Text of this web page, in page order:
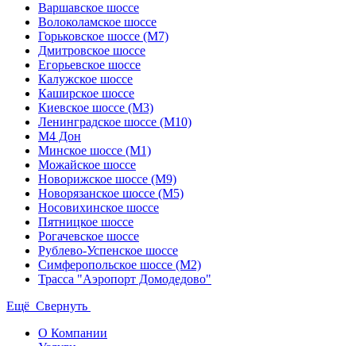
Варшавское шоссе
Волоколамское шоссе
Горьковское шоссе (М7)
Дмитровское шоссе
Егорьевское шоссе
Калужское шоссе
Каширское шоссе
Киевское шоссе (М3)
Ленинградское шоссе (М10)
М4 Дон
Минское шоссе (М1)
Можайское шоссе
Новорижское шоссе (М9)
Новорязанское шоссе (М5)
Носовихинское шоссе
Пятницкое шоссе
Рогачевское шоссе
Рублево-Успенское шоссе
Симферопольское шоссе (М2)
Трасса "Аэропорт Домодедово"
Ещё Свернуть
О Компании